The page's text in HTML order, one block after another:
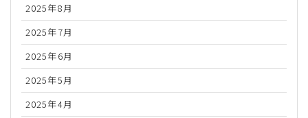
2025年8月
2025年7月
2025年6月
2025年5月
2025年4月